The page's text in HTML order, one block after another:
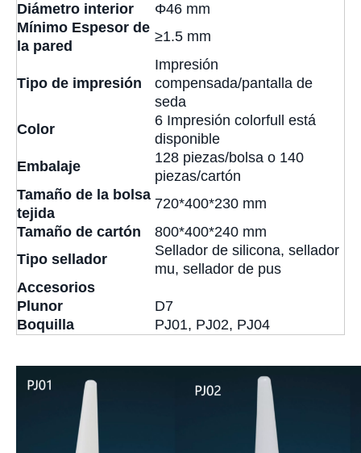
Diámetro interior
Φ46 mm
Mínimo Espesor de
la pared
≥1.5 mm
Tipo de impresión
Impresión
compensada/pantalla de
seda
Color
6 Impresión colorfull está
disponible
Embalaje
128 piezas/bolsa o 140
piezas/cartón
Tamaño de la bolsa
tejida
720*400*230 mm
Tamaño de cartón
800*400*240 mm
Tipo sellador
Sellador de silicona, sellador
mu, sellador de pus
Accesorios
P lunor
D7
Boquilla
PJ01, PJ02, PJ04